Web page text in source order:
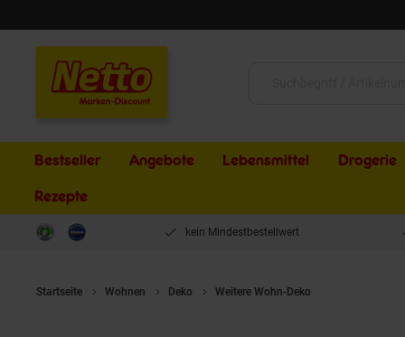
Bestseller Angebote Lebensmittel Drogerie
Rezepte
kein Mindestbestellwert
Startseite Wohnen Deko Weitere Wohn-Deko